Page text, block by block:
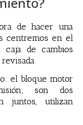
de hacer una
centremos en el
de cambios
el bloque motor
son dos
juntos, utilizan